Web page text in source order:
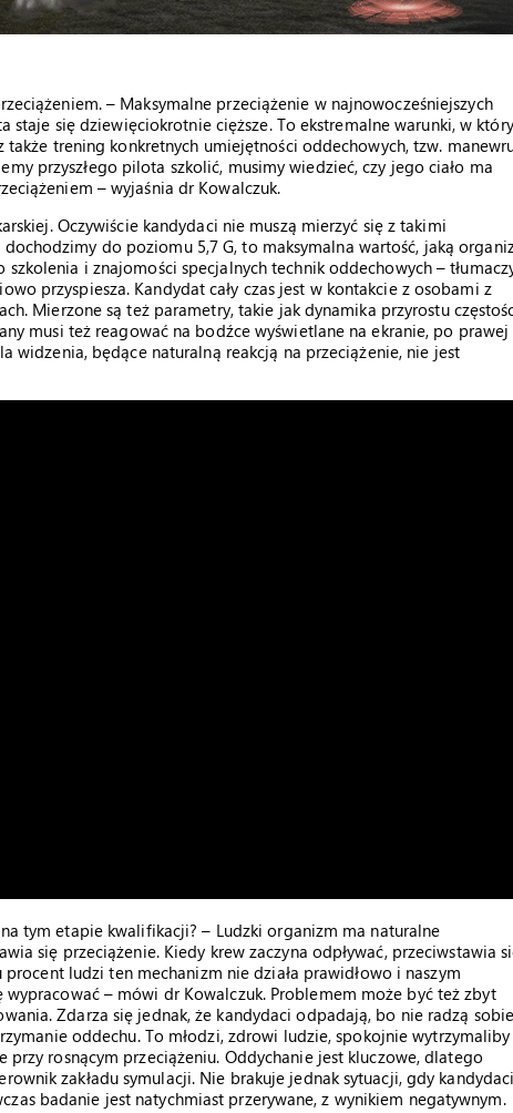
– Maksymalne przeciążenie w najnowocześniejszych
staje się dziewięciokrotnie cięższe. To ekstremalne warunki, w
trening konkretnych umiejętności oddechowych, tzw.
przyszłego pilota szkolić, musimy wiedzieć, czy jego ciało ma
– wyjaśnia dr Kowalczuk.
Oczywiście kandydaci nie muszą mierzyć się z takimi
do poziomu 5,7 G, to maksymalna wartość, jaką
i znajomości specjalnych technik oddechowych –
przyspiesza. Kandydat cały czas jest w kontakcie z osobami z
Mierzone są też parametry, takie jak dynamika przyrostu
musi też reagować na bodźce wyświetlane na ekranie, po prawej
widzenia, będące naturalną reakcją na przeciążenie, nie jest
tym etapie kwalifikacji? – Ludzki organizm ma naturalne
się przeciążenie. Kiedy krew zaczyna odpływać, przeciwstawia
ludzi ten mechanizm nie działa prawidłowo i naszym
– mówi dr Kowalczuk. Problemem może być też zbyt
Zdarza się jednak, że kandydaci odpadają, bo nie radzą sobie
oddechu. To młodzi, zdrowi ludzie, spokojnie wytrzymaliby
przy rosnącym przeciążeniu. Oddychanie jest kluczowe, dlatego
zakładu symulacji. Nie brakuje jednak sytuacji, gdy kandydaci
badanie jest natychmiast przerywane, z wynikiem negatywnym.